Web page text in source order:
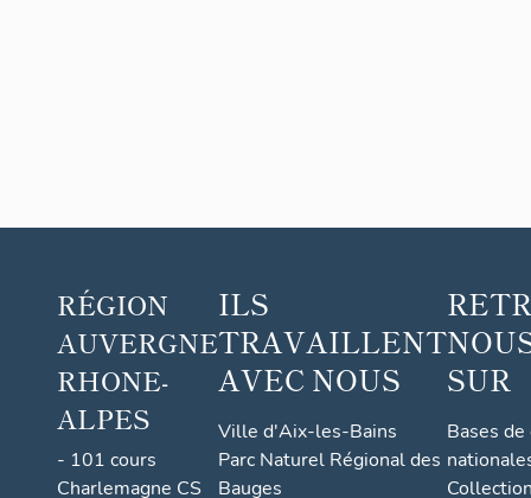
RÉGION
AUVERGNE
RHONE-
ALPES
- 101 cours
Charlemagne CS
ILS
TRAVAILLENT
AVEC NOUS
Ville d'Aix-les-Bains
Parc Naturel Régional des
Bauges
SUR
Bases